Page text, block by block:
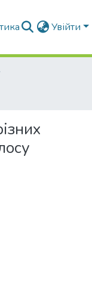
Увійти